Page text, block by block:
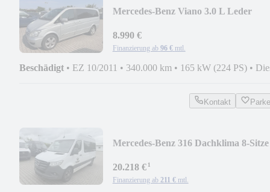
Mercedes-Benz Viano 3.0 L Leder
8.990 €
Finanzierung ab 96 € mtl.
Beschädigt • EZ 10/2011 • 340.000 km • 165 kW (224 PS) •
Kontakt
Mercedes-Benz 316 Dachklima 8-Sitze
20.218 €¹
Finanzierung ab 211 € mtl.